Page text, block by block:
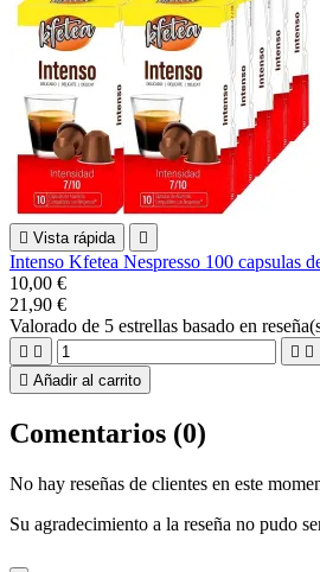
 Vista rápida 
Intenso Kfetea Nespresso 100 capsulas
10,00 €
21,90 €
Valorado de 5 estrellas basado en
   
 Añadir al carrito
Comentarios (0)
No hay reseñas de clientes en este
Su agradecimiento a la reseña no pudo